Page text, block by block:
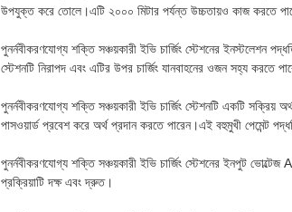
উপযুক্ত করে তোলে।এটি ২০০০ মিটার পর্যন্ত উচ্চতায়ও কাজ করতে
পুনর্নবীকরণযোগ্য শক্তি সঞ্চয়কারী ইভি চার্জিং স্টেশনের ইনস্টলেশন
স্টেশনটি নিরাপদ এবং এটির উপর চার্জিং যানবাহনের ওজন সহ্য করতে
পুনর্নবীকরণযোগ্য শক্তি সঞ্চয়কারী ইভি চার্জিং স্টেশনটি একটি সক্রিয়
পাসওয়ার্ড প্রবেশ করে অর্থ প্রদান করতে পারেন।এই বহুমুখী পেমেন্ট
পুনর্নবীকরণযোগ্য শক্তি সঞ্চয়কারী ইভি চার্জিং স্টেশনের ইনপুট
প্রক্রিয়াটি দক্ষ এবং দ্রুত।